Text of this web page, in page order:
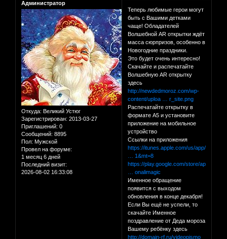
Администратор
Откуда: Великий Устюг
Зарегистрирован: 2013-03-27
Приглашений: 0
Сообщений: 8895
Пол: Мужской
Провел на форуме:
1 месяц 6 дней
Последний визит:
2026-08-02 16:33:08
Теперь любимые герои могут
быть с Вашими детками
чаще! Обладателей
Волшебной AR открытки ждёт
масса сюрпризов, особенно в
Новогодние праздники.
Это будет очень интересно!
Скачайте и распечатайте
Волшебную AR открытку
здесь
http://newdedmoroz.com/wp-
content/uploa … r_site.png
Распечатайте открытку в
формате А5 и установите
приложение на мобильное
устройство
Ссылки на приложения
https://itunes.apple.com/us/app/volsebn
… 1&mt=8
https://play.google.com/store/apps/deta
… onalimagic
Именное обращение
появится с выходом
обновления в конце декабря!
Если Вы ещё не успели, то
скачайте Именное
поздравление от Деда мороза
Вашему ребёнку здесь
http://domain-rf.ru/videopismo